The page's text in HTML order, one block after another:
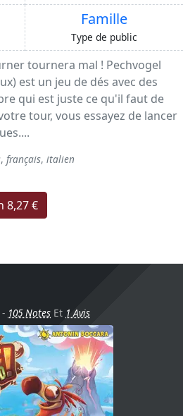
Famille
Type de public
tournera mal ! Pechvogel
est un jeu de dés avec des
qui est juste ce qu'il faut de
tour, vous essayez de lancer
, français, italien
8,27 €
105 Notes Et 1 Avis